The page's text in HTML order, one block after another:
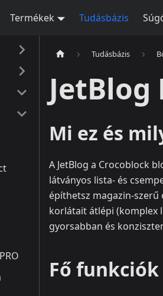
Termékek Tudásbázis
Tudásbázis
Mi ez és
A JetBlog a Crocoblock
látványos lista- és
építhetsz magazin-
korlátait átlépi (komplex
gyorsabban és
Fő